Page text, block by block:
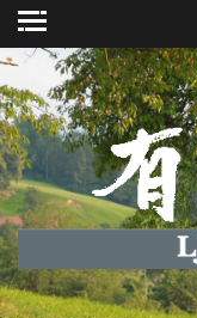
Skip
to
content